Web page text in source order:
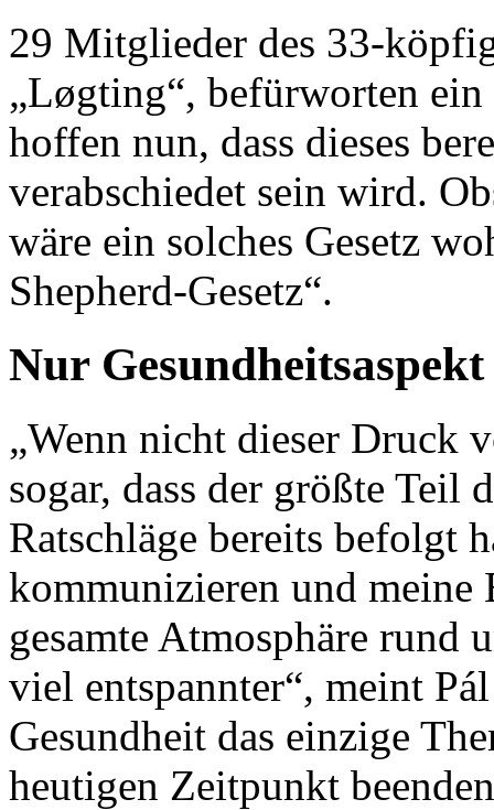
29 Mitglieder des 33-
„Løgting“, befürworten
hoffen nun, dass dieses
verabschiedet sein wird.
wäre ein solches Gesetz
Shepherd-Gesetz“.
Nur
„Wenn nicht dieser Druck
sogar, dass der größte Teil
Ratschläge bereits befolgt
kommunizieren und meine
gesamte Atmosphäre rund
viel entspannter“, meint
Gesundheit das einzige
heutigen Zeitpunkt